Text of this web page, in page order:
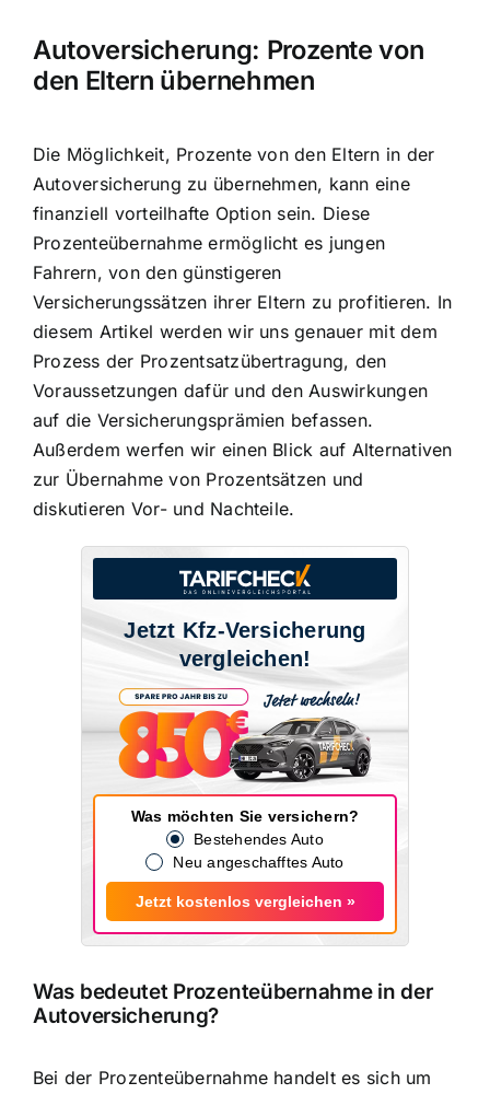
Autoversicherung: Prozente von
den Eltern übernehmen
Die Möglichkeit, Prozente von den Eltern in der
Autoversicherung zu übernehmen, kann eine
finanziell vorteilhafte Option sein. Diese
Prozenteübernahme ermöglicht es jungen
Fahrern, von den günstigeren
Versicherungssätzen ihrer Eltern zu profitieren. In
diesem Artikel werden wir uns genauer mit dem
Prozess der Prozentsatzübertragung, den
Voraussetzungen dafür und den Auswirkungen
auf die Versicherungsprämien befassen.
Außerdem werfen wir einen Blick auf Alternativen
zur Übernahme von Prozentsätzen und
diskutieren Vor- und Nachteile.
Jetzt Kfz-Versicherung
vergleichen!
Was möchten Sie versichern?
Bestehendes Auto
Neu angeschafftes Auto
Jetzt kostenlos vergleichen »
Was bedeutet Prozenteübernahme in der
Autoversicherung?
Bei der Prozenteübernahme handelt es sich um